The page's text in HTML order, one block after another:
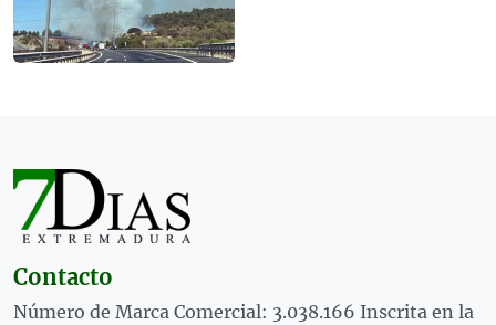
Contacto
Número de Marca Comercial: 3.038.166 Inscrita en la